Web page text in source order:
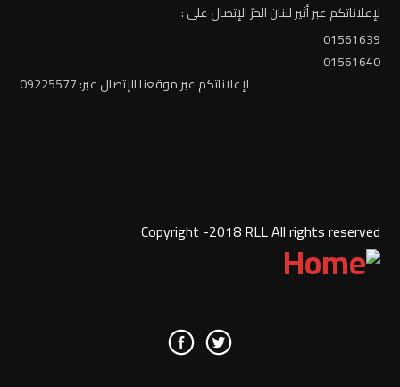
لإعلاناتكم عبر أثير لبنان الحرّ الإتصال على :
01561639
01561640
لإعلاناتكم عبر موقعنا الإتصال عبر: 09225577
Copyright -2018 RLL All rights reserved